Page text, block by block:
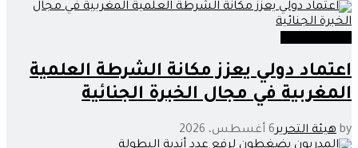
اعتماد دولي يعزز مكانة الشرطة العلمية
المغربية في مجال الخبرة الجنائية
by هيئة التحرير6 أغسطس، 2026